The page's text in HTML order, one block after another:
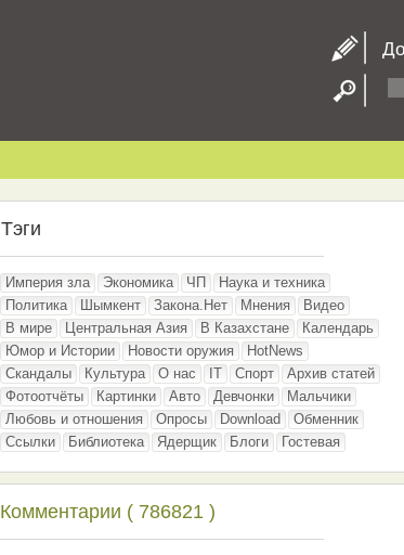
Тэги
Империя зла Экономика ЧП
Наука и техника
Политика
Шымкент Закона.Нет Мнения
Видео
В мире
Центральная Азия В Казахстане
Календарь
Юмор и Истории
Новости оружия
HotNews
Скандалы
Культура О нас IT Спорт
Архив статей
Фотоотчёты
Картинки Авто Девчонки
Мальчики
Любовь и отношения
Опросы Download
Обменник
Ссылки
Библиотека Ядерщик Блоги Гостевая
Комментарии ( 786821 )